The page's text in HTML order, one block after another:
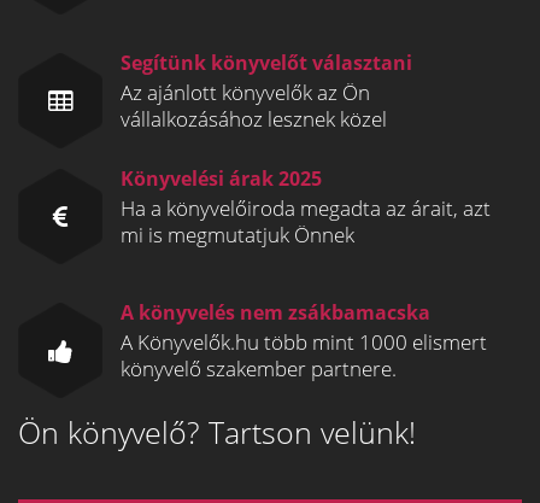
Segítünk könyvelőt választani
Az ajánlott könyvelők az Ön
vállalkozásához lesznek közel
Könyvelési árak 2025
Ha a könyvelőiroda megadta az árait, azt
mi is megmutatjuk Önnek
A könyvelés nem zsákbamacska
A Könyvelők.hu több mint 1000 elismert
könyvelő szakember partnere.
Ön könyvelő? Tartson velünk!